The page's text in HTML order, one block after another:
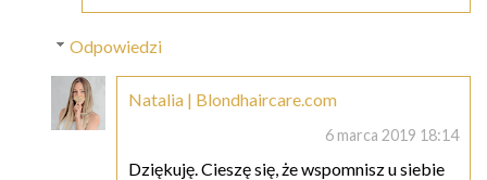
Odpowiedzi
Natalia | Blondhaircare.com
6 marca 2019 18:14
Dziękuję. Cieszę się, że wspomnisz u siebie